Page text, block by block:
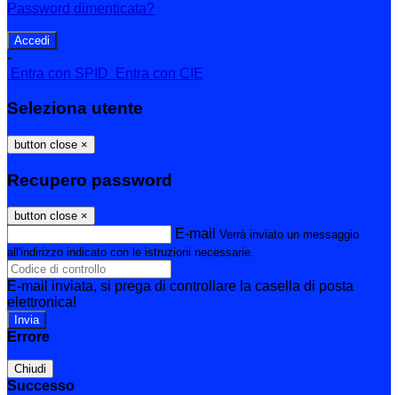
Password dimenticata?
-
Entra con SPID
Entra con CIE
Seleziona utente
button close ×
Recupero password
button close ×
E-mail Verrà inviato un messaggio
all'indirizzo indicato con le istruzioni necessarie.
E-mail inviata, si prega di controllare la casella di posta
elettronica!
Errore
Chiudi
Successo